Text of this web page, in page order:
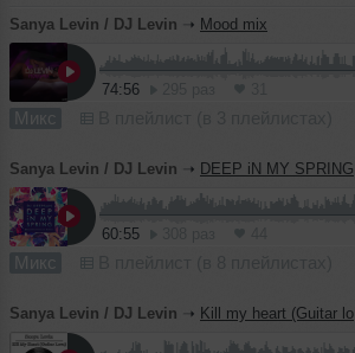
Sanya Levin / DJ Levin ➝ Mood mix
74:56
Микс
Sanya Levin / DJ Levin ➝ DEEP iN MY SPRING
60:55
Микс
Sanya Levin / DJ Levin ➝ Kill my heart (Guitar love) (dub version)